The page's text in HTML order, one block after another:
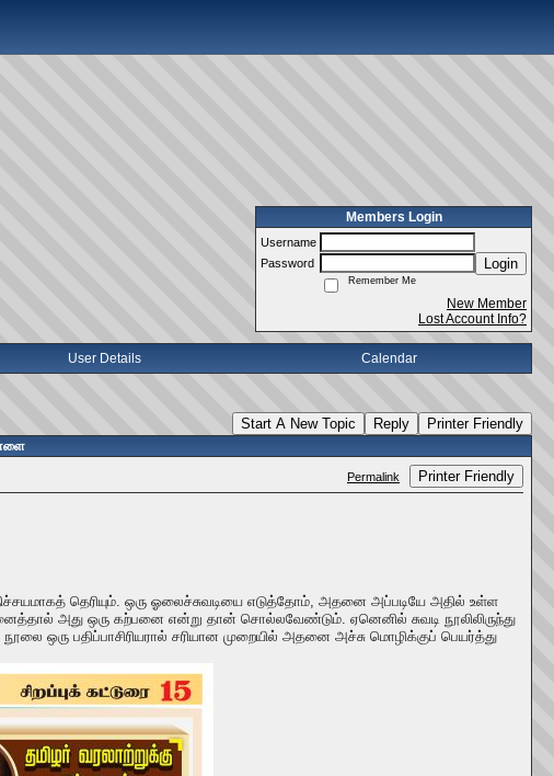
Members Login
Username
Password
Login
Remember Me
New Member
Lost Account Info?
User Details Calendar
Start A New Topic Reply Printer Friendly
Permalink Printer Friendly
தெரியும். ஒரு ஓலைச்சுவடியை எடுத்தோம், அதனை அப்படியே அதில் உள்ள
அது ஒரு கற்பனை என்று தான் சொல்லவேண்டும். ஏனெனில் சுவடி நூலிலிருந்து
ஒரு பதிப்பாசிரியரால் சரியான முறையில் அதனை அச்சு மொழிக்குப் பெயர்த்து